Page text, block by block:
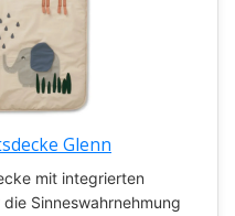
Glenn
mit integrierten
Sinneswahrnehmung